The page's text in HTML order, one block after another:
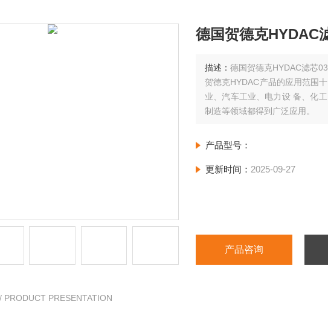
德国贺德克HYDAC
描述：德国贺德克HYDAC滤芯
贺德克HYDAC产品的应用范围
业、汽车工业、电力设 备、化
制造等领域都得到广泛应用。
产品型号：
更新时间： 2025-09-27
产品咨询
/ PRODUCT PRESENTATION